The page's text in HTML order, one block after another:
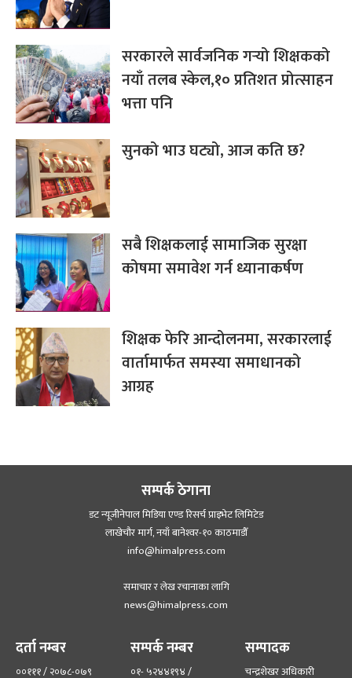
सरकारले सार्वजनिक गर्‍यो शिक्षकको
नयाँ तलब स्केल,१० प्रतिशत प्रोत्साहन
भत्ता पनि
सुनको भाउ घट्यो, आज कति छ?
सबै शिक्षकलाई सामाजिक सुरक्षा
कोषमा समावेश गर्न ध्यानाकर्षण
शिक्षक फेरि आन्दोलनमा, सरकारलाई
वार्तामार्फत समस्या समाधानको
आग्रह
सम्पर्क ठेगाना
डट न्यूजीनेपाल मिडिया एण्ड रिसर्च प्राइभेट लिमिटेड
लाखेचौर मार्ग, नयाँ बानेश्‍वर-१० काठमाडौँ
info@himalpress.com
समाचार र लेख रचानाका लागि
news@himalpress.com
दर्ता नम्बर
००१११ / २०७८-०७९
सम्पर्क नम्बर
०१- ५२४४१९४ /
सम्पादक
चन्द्रशेखर अधिकारी